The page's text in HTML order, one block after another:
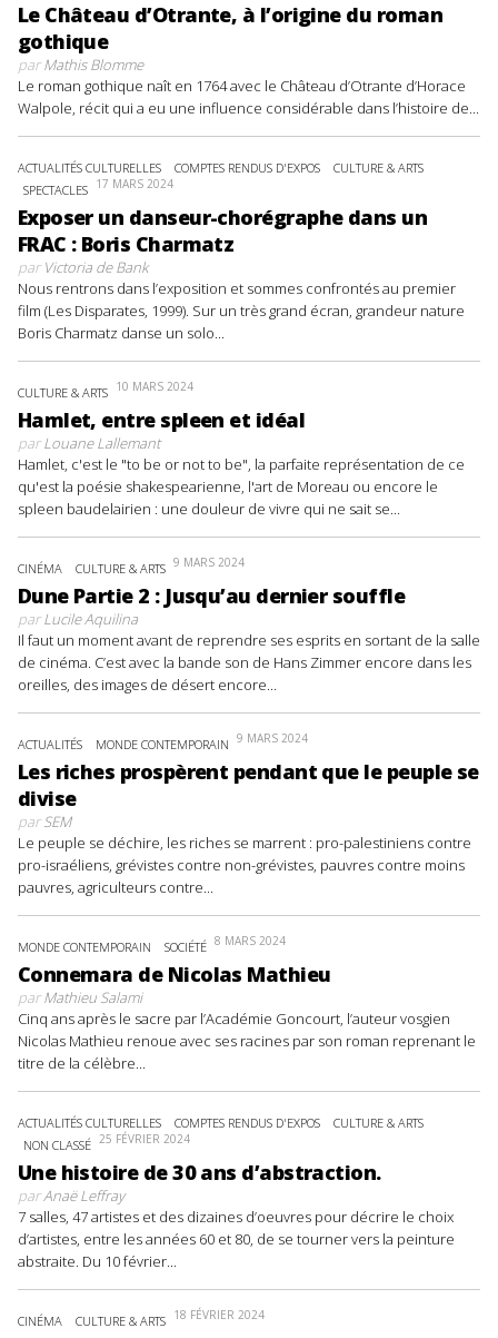
Le Château d’Otrante, à l’origine du roman
gothique
parMathis Blomme
Le roman gothique naît en 1764 avec le Château d’Otrante d’Horace
Walpole, récit qui a eu une influence considérable dans l’histoire de...
ACTUALITÉS CULTURELLES COMPTES RENDUS D'EXPOS
CULTURE & ARTS
SPECTACLES 17 MARS 2024
Exposer un danseur-chorégraphe dans un
FRAC : Boris Charmatz
parVictoria de Bank
Nous rentrons dans l’exposition et sommes confrontés au premier
film (Les Disparates, 1999). Sur un très grand écran, grandeur nature
Boris Charmatz danse un solo...
CULTURE & ARTS 10 MARS 2024
Hamlet, entre spleen et idéal
parLouane Lallemant
Hamlet, c'est le "to be or not to be", la parfaite représentation de ce
qu'est la poésie shakespearienne, l'art de Moreau ou encore le
spleen baudelairien : une douleur de vivre qui ne sait se...
CINÉMA CULTURE & ARTS 9 MARS 2024
Dune Partie 2 : Jusqu’au dernier souffle
parLucile Aquilina
Il faut un moment avant de reprendre ses esprits en sortant de la salle
de cinéma. C’est avec la bande son de Hans Zimmer encore dans les
oreilles, des images de désert encore...
ACTUALITÉS MONDE CONTEMPORAIN 9 MARS 2024
Les riches prospèrent pendant que le peuple se
divise
parSEM
Le peuple se déchire, les riches se marrent : pro-palestiniens contre
pro-israéliens, grévistes contre non-grévistes, pauvres contre moins
pauvres, agriculteurs contre...
MONDE CONTEMPORAIN SOCIÉTÉ 8 MARS 2024
Connemara de Nicolas Mathieu
parMathieu Salami
Cinq ans après le sacre par l’Académie Goncourt, l’auteur vosgien
Nicolas Mathieu renoue avec ses racines par son roman reprenant le
titre de la célèbre...
ACTUALITÉS CULTURELLES COMPTES RENDUS D'EXPOS
CULTURE & ARTS
NON CLASSÉ 25 FÉVRIER 2024
Une histoire de 30 ans d’abstraction.
parAnaë Leffray
7 salles, 47 artistes et des dizaines d’oeuvres pour décrire le choix
d’artistes, entre les années 60 et 80, de se tourner vers la peinture
abstraite. Du 10 février...
CINÉMA CULTURE & ARTS 18 FÉVRIER 2024